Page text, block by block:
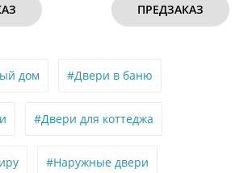
ПРЕДЗАКАЗ
дом #Двери в баню
#Двери для коттеджа
#Наружные двери